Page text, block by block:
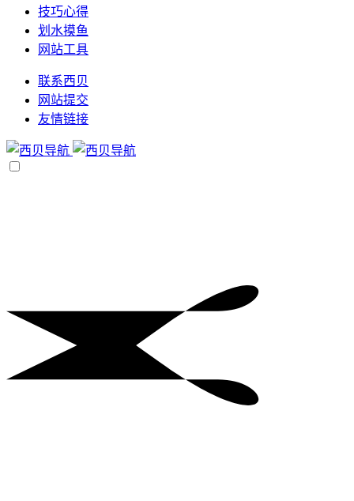
技巧心得
划水摸鱼
网站工具
联系西贝
网站提交
友情链接